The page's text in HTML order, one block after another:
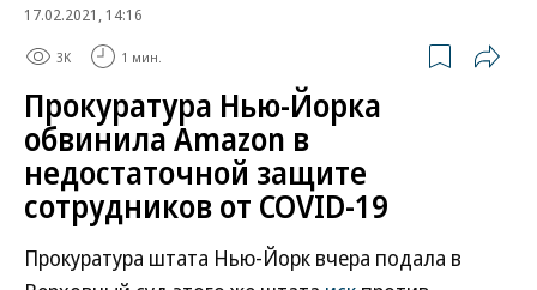
17.02.2021, 14:16
3K 1 мин.
Прокуратура Нью-Йорка
обвинила Amazon в
недостаточной защите
сотрудников от COVID-19
Прокуратура штата Нью-Йорк вчера подала в